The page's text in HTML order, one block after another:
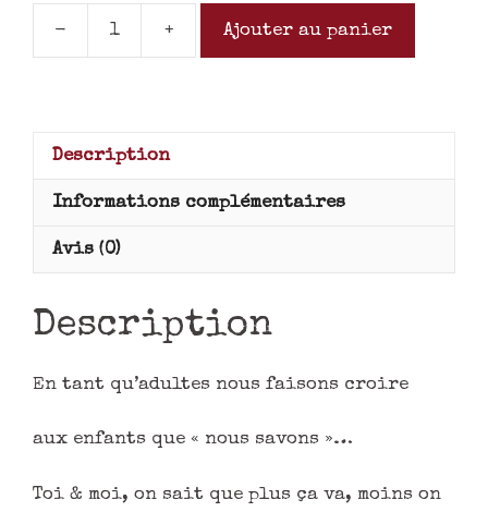
- + Ajouter au panier
Description
Informations complémentaires
Avis (0)
Description
En tant qu’adultes nous faisons croire
aux enfants que « nous savons »…
Toi & moi, on sait que plus ça va, moins on